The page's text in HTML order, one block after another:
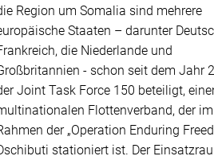
Region um Somalia sind mehrere
Staaten – darunter
die Niederlande und
- schon seit dem Jahr
Joint Task Force 150 beteiligt,
Flottenverband, der im
der „Operation Enduring
stationiert ist. Der